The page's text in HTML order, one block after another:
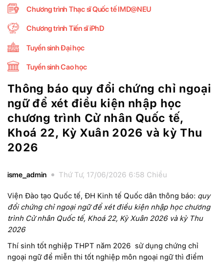
Chương trình Thạc sĩ Quốc tế IMD@NEU
Chương trình Tiến sĩ iPhD
Tuyển sinh Đại học
Tuyển sinh Cao học
Thông báo quy đổi chứng chỉ ngoại
ngữ để xét điều kiện nhập học
chương trình Cử nhân Quốc tế,
Khoá 22, Kỳ Xuân 2026 và kỳ Thu
2026
isme_admin Thứ Tư, 17/06/2026 6:58 Chiều
Viện Đào tạo Quốc tế, ĐH Kinh tế Quốc dân thông báo: quy
đổi chứng chỉ ngoại ngữ để xét điều kiện nhập học chương
trình Cử nhân Quốc tế, Khoá 22, Kỳ Xuân 2026 và kỳ Thu
2026
Thí sinh tốt nghiệp THPT năm 2026 sử dụng chứng chỉ
ngoại ngữ để miễn thi tốt nghiệp môn ngoại ngữ thì điểm